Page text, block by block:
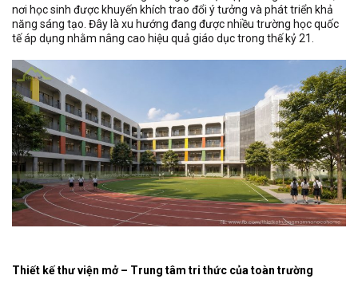
nơi học sinh được khuyến khích trao đổi ý tưởng và phát triển khả
năng sáng tạo. Đây là xu hướng đang được nhiều trường học quốc
tế áp dụng nhằm nâng cao hiệu quả giáo dục trong thế kỷ 21.
Thiết kế thư viện mở – Trung tâm tri thức của toàn trường